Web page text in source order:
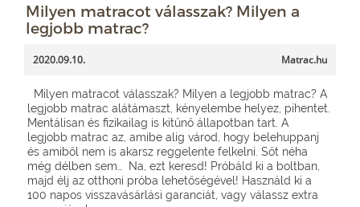
Milyen matracot válasszak? Milyen a
legjobb matrac?
2020.09.10. Matrac.hu
Milyen matracot válasszak? Milyen a legjobb matrac? A
legjobb matrac alátámaszt, kényelembe helyez, pihentet.
Mentálisan és fizikailag is kitűnő állapotban tart. A
legjobb matrac az, amibe alig várod, hogy belehuppanj
és amiből nem is akarsz reggelente felkelni. Sőt néha
még délben sem… Na, ezt keresd! Próbáld ki a boltban,
majd élj az otthoni próba lehetőségével! Használd ki a
100 napos visszavásárlási garanciát, vagy válassz extra